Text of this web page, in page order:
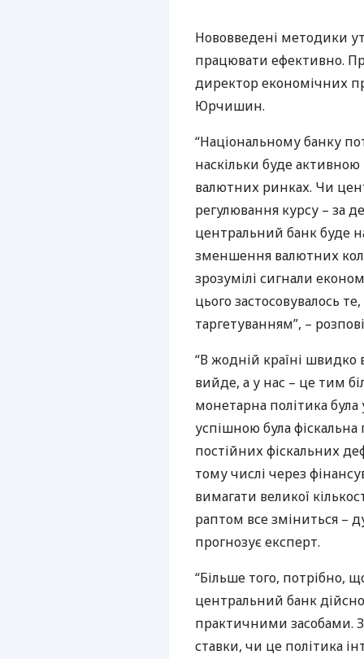
Нововведені методики
працювати ефективно.
директор економічних
Юрчишин.
“Національному банку
наскільки буде
валютних ринках. Чи
регулювання курсу – за
центральний банк буде
зменшення валютних
зрозумілі сигнали
цього застосовувалось
таргетуванням”, –
“В жодній країні швидко
вийде, а у нас – це тим
монетарна політика
успішною була
постійних фіскальних
тому числі через
вимагати великої
раптом все зміниться –
прогнозує експерт.
“Більше того, потрібно,
центральний банк
практичними засобами.
ставки, чи це політика